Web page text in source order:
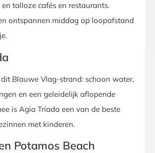
talloze cafés en restaurants.
ontspannen middag op loopafstand
Blauwe Vlag-strand: schoon water,
en een geleidelijk aflopende
is Agia Triada een van de beste
met kinderen.
Potamos Beach